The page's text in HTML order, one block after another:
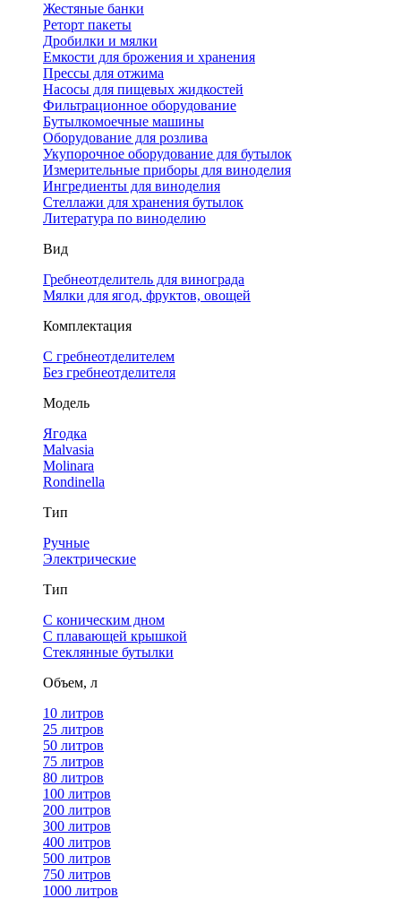
Жестяные банки
Реторт пакеты
Дробилки и мялки
Емкости для брожения и хранения
Прессы для отжима
Насосы для пищевых жидкостей
Фильтрационное оборудование
Бутылкомоечные машины
Оборудование для розлива
Укупорочное оборудование для бутылок
Измерительные приборы для виноделия
Ингредиенты для виноделия
Стеллажи для хранения бутылок
Литература по виноделию
Вид
Гребнеотделитель для винограда
Мялки для ягод, фруктов, овощей
Комплектация
С гребнеотделителем
Без гребнеотделителя
Модель
Ягодка
Malvasia
Molinara
Rondinella
Тип
Ручные
Электрические
Тип
С коническим дном
С плавающей крышкой
Стеклянные бутылки
Объем, л
10 литров
25 литров
50 литров
75 литров
80 литров
100 литров
200 литров
300 литров
400 литров
500 литров
750 литров
1000 литров